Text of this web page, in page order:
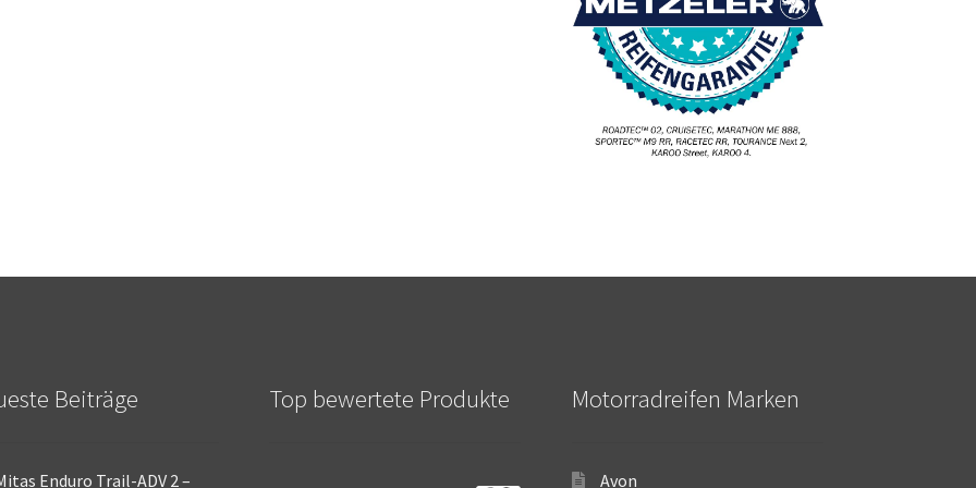
Beiträge
Enduro Trail-ADV 2 –
Top bewertete Produkte Motorradreifen Marken
Avon